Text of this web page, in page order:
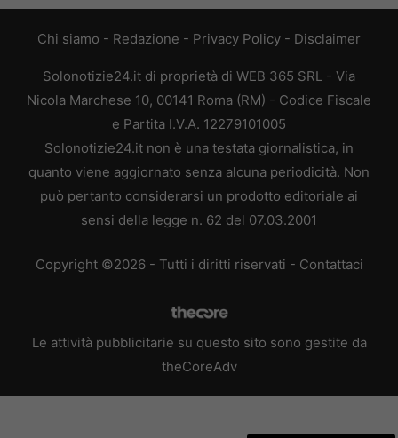
Chi siamo - Redazione - Privacy Policy - Disclaimer
Solonotizie24.it di proprietà di WEB 365 SRL - Via
Nicola Marchese 10, 00141 Roma (RM) - Codice Fiscale
e Partita I.V.A. 12279101005
Solonotizie24.it non è una testata giornalistica, in
quanto viene aggiornato senza alcuna periodicità. Non
può pertanto considerarsi un prodotto editoriale ai
sensi della legge n. 62 del 07.03.2001
Copyright ©2026 - Tutti i diritti riservati - Contattaci
Le attività pubblicitarie su questo sito sono gestite da
theCoreAdv